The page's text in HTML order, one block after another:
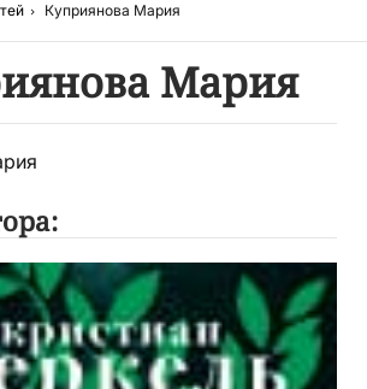
Куприянова Мария
Мария